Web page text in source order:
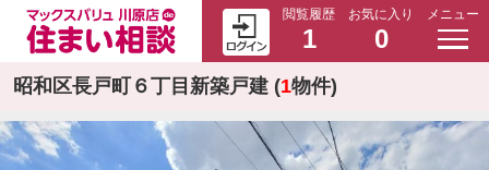
閲覧履歴
1
お気に入り
0
メニュー
昭和区長戸町６丁目新築戸建 (1物件)